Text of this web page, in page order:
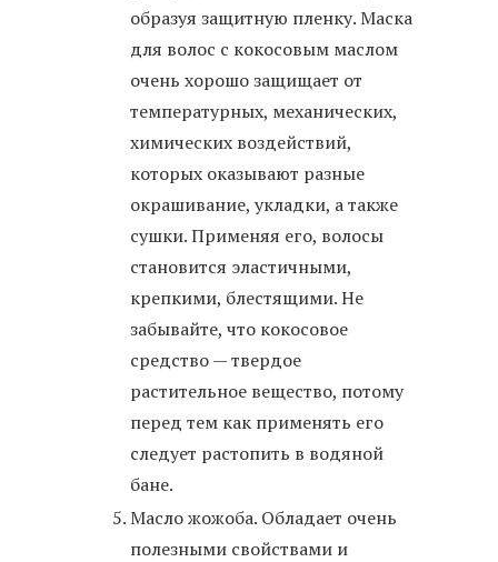
образуя защитную пленку. Маска
для волос с кокосовым маслом
очень хорошо защищает от
температурных, механических,
химических воздействий,
которых оказывают разные
окрашивание, укладки, а также
сушки. Применяя его, волосы
становится эластичными,
крепкими, блестящими. Не
забывайте, что кокосовое
средство — твердое
растительное вещество, потому
перед тем как применять его
следует растопить в водяной
бане.
Масло жожоба. Обладает очень
полезными свойствами и